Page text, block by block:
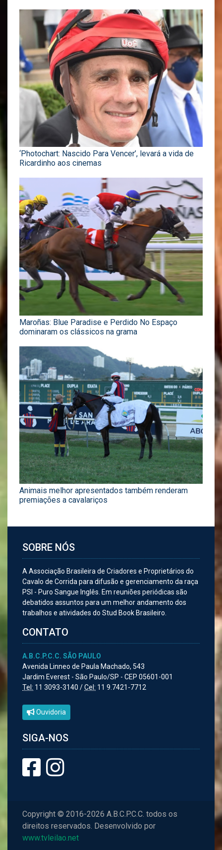
‘Photochart: Nascido Para Vencer’, levará a vida de
Ricardinho aos cinemas
Maroñas: Blue Paradise e Perdido No Espaço
dominaram os clássicos na grama
Animais melhor apresentados também renderam
premiações a cavalariços
SOBRE NÓS
A Associação Brasileira de Criadores e Proprietários do
Cavalo de Corrida para difusão e gerenciamento da raça
PSI - Puro Sangue Inglês. Em reuniões periódicas são
debatidos assuntos para um melhor andamento dos
trabalhos e atividades do Stud Book Brasileiro.
CONTATO
A.B.C.P.C.C. SÃO PAULO
Avenida Linneo de Paula Machado, 543
Jardim Everest - São Paulo/SP - CEP 05601-001
Tel: 11 3093-3140 /Cel: 11 9.7421-7712
Ouvidoria
SIGA-NOS
Copyright © 2016-2026 A.B.C.P.C.C. todos os
direitos reservados. Desenvolvido por
www.tvleilao.net